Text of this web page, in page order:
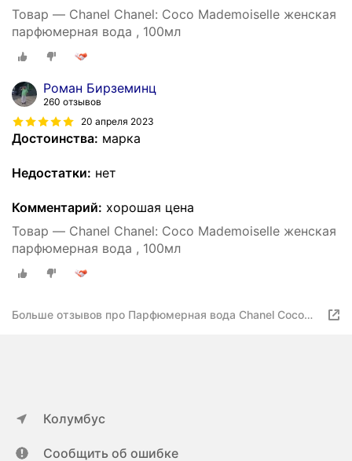
Товар — Chanel Chanel: Coco Mademoiselle женская
парфюмерная вода , 100мл
Роман Бирземинц
260 отзывов
20 апреля 2023
Достоинства: марка
Недостатки: нет
Комментарий: хорошая цена
Товар — Chanel Chanel: Coco Mademoiselle женская
парфюмерная вода , 100мл
Больше отзывов про Парфюмерная вода Chanel Coco
Колумбус
Сообщить об ошибке